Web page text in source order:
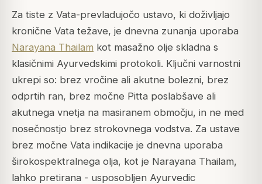
Za tiste z Vata-prevladujočo ustavo, ki doživljajo
kronične Vata težave, je dnevna zunanja uporaba
Narayana Thailam kot masažno olje skladna s
klasičnimi Ayurvedskimi protokoli. Ključni varnostni
ukrepi so: brez vročine ali akutne bolezni, brez
odprtih ran, brez močne Pitta poslabšave ali
akutnega vnetja na masiranem območju, in ne med
nosečnostjo brez strokovnega vodstva. Za ustave
brez močne Vata indikacije je dnevna uporaba
širokospektralnega olja, kot je Narayana Thailam,
lahko pretirana - usposobljen Ayurvedic